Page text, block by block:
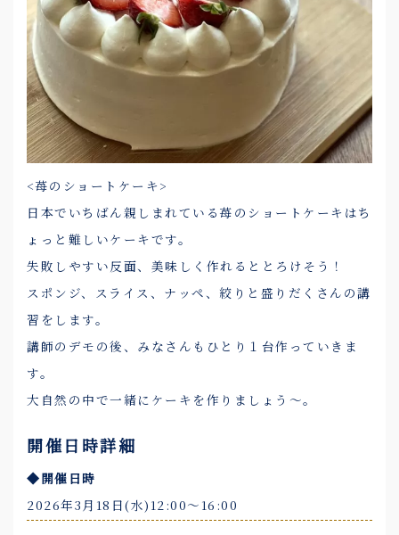
<苺のショートケーキ>
日本でいちばん親しまれている苺のショートケーキはち
ょっと難しいケーキです。
失敗しやすい反面、美味しく作れるととろけそう！
スポンジ、スライス、ナッペ、絞りと盛りだくさんの講
習をします。
講師のデモの後、みなさんもひとり１台作っていきま
す。
大自然の中で一緒にケーキを作りましょう～。
開催日時詳細
◆開催日時
2026年3月18日(水)12:00～16:00